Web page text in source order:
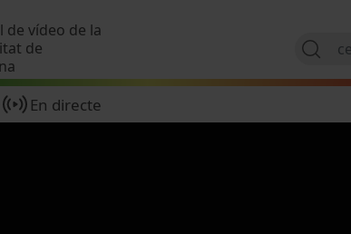
de vídeo de la
de
En directe